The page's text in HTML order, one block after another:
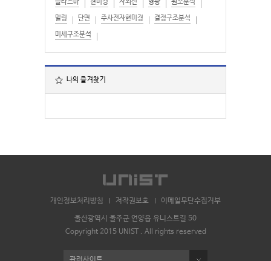
플라즈마 현미경 자외선 형광 원소분석
밀링 단면 주사전자현미경 결정구조분석
미세구조분석
나의 즐겨찾기
개인정보처리방침 저작권보호 이메일무단수집거부
울산광역시 울주군 언양읍 유니스트길 50
Copyright 2015 UNIST . All rights reserved